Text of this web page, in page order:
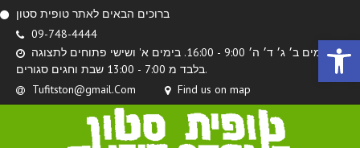
Ouvrir
ברוכים הבאים לאתר טופית סטון
09-748-4444
בימים ב׳ ג׳ ד׳ ה׳ 9:00 - 16:00. בימים א' ושישי פתוחים לתצוגה
בלבד מ 7:00 - 13:00 שבת וחגים סגורים.
Tufitston@gmail.Com
Find us on map